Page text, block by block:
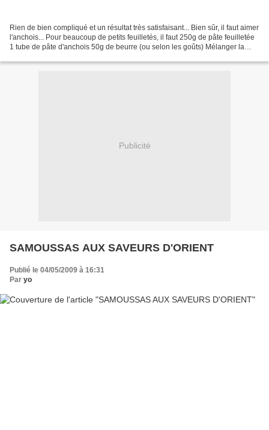
Rien de bien compliqué et un résultat très satisfaisant... Bien sûr, il faut aimer
l'anchois... Pour beaucoup de petits feuilletés, il faut 250g de pâte feuilletée
1 tube de pâte d'anchois 50g de beurre (ou selon les goûts) Mélanger la
Publicité
SAMOUSSAS AUX SAVEURS D'ORIENT
Publié le 04/05/2009 à 16:31
Par yo